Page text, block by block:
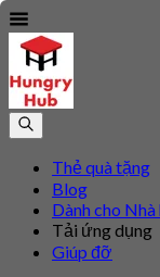
Thẻ quà tặng
Blog
Dành cho Nhà
Tải ứng dụng
Giúp đỡ